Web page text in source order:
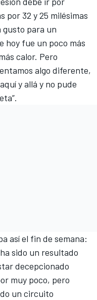
por 32 y 25 milésimas
gusto para un
hoy fue un poco más
calor. Pero
algo diferente,
y allá y no pude
así el fin de semana:
sido un resultado
decepcionado
muy poco, pero
un circuito